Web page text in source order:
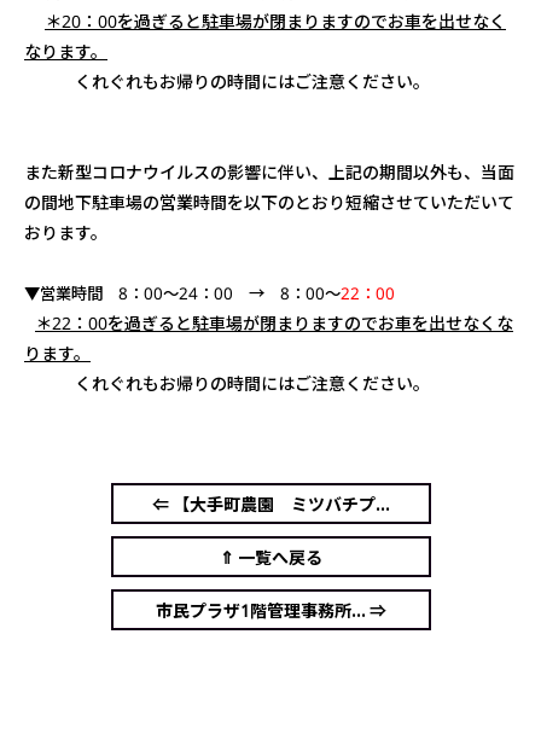
＊20：00を過ぎると駐車場が閉まりますのでお車を出せなく
なります。
くれぐれもお帰りの時間にはご注意ください。
また新型コロナウイルスの影響に伴い、上記の期間以外も、当面
の間地下駐車場の営業時間を以下のとおり短縮させていただいて
おります。
▼営業時間 8：00～24：00 → 8：00～22：00
＊22：00を過ぎると駐車場が閉まりますのでお車を出せなくな
ります。
くれぐれもお帰りの時間にはご注意ください。
⇐ 【大手町農園 ミツバチプ...
⇑ 一覧へ戻る
市民プラザ1階管理事務所... ⇒